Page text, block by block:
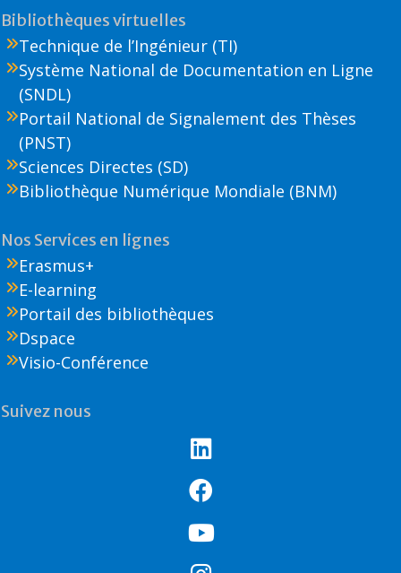
Bibliothèques virtuelles
Technique de l’Ingénieur (TI)
Système National de Documentation en Ligne
(SNDL)
Portail National de Signalement des Thèses
(PNST)
Sciences Directes (SD)
Bibliothèque Numérique Mondiale (BNM)
Nos Services en lignes
Erasmus+
E-learning
Portail des bibliothèques
Dspace
Visio-Conférence
Suivez nous